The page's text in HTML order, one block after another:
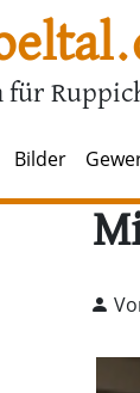
Bilder